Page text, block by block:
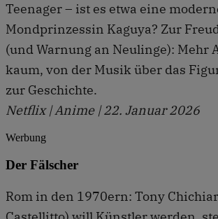
Teenager – ist es etwa eine
Mondprinzessin Kaguya? Zur
(und Warnung an Neulinge): Mehr
kaum, von der Musik über das
zur Geschichte.
Netflix | Anime | 22. Januar 2026
Werbung
Der Fälscher
Rom in den 1970ern: Tony